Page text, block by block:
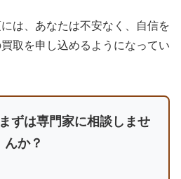
は、あなたは不安なく、自信を
取を申し込めるようになってい
ずは専門家に相談しませ
んか？